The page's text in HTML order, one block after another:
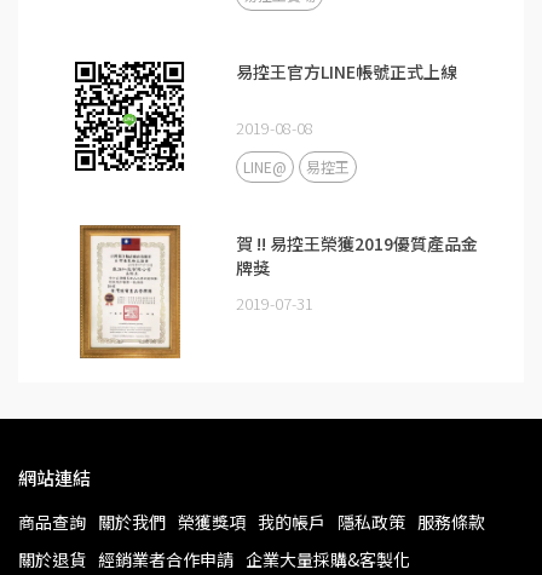
易控王官方LINE帳號正式上線
2019-08-08
LINE@ 易控王
賀 !! 易控王榮獲2019優質產品金
牌獎
2019-07-31
網站連結
商品查詢 關於我們 榮獲獎項 我的帳戶 隱私政策 服務條款
關於退貨 經銷業者合作申請 企業大量採購&客製化